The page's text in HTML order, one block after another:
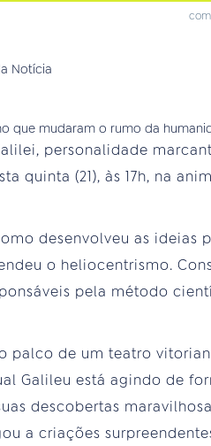
personalidade
quinta (21), às 17h, na
desenvolveu as ideias
o heliocentrismo.
pela método
palco de um teatro
Galileu está agindo de
descobertas
a criações